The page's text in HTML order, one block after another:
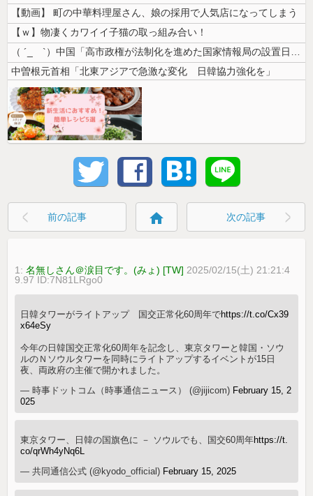
【動画】 町の中華料理屋さん、娘の採用で人気店になってしまう
【ｗ】物凄くカワイイ子猫の取っ組み合い！
（ ´_ゝ`）中国「高市政権が法制化を進めた国家情報局の設置日が7月3...
中曽根元首相「北東アジアで急激な変化 日韓協力強化を」
前の記事 home 次の記事
1:名無しさん＠涙目です。(みょ) [TW] 2025/02/15(土) 21:21:4
9.97 ID:7N81LRgo0
日韓タワーがライトアップ 国交正常化60周年でhttps://t.co/Cx39
x64eSy
今年の日韓国交正常化60周年を記念し、東京タワーと韓国・ソウ
ルのＮソウルタワーを同時にライトアップするイベントが15日
夜、両政府の主催で開かれました。
— 時事ドットコム（時事通信ニュース） (@jijicom) February 15, 2
025
東京タワー、日韓の国旗色に － ソウルでも、国交60周年https://t.
co/qrWh4yNq6L
— 共同通信公式 (@kyodo_official) February 15, 2025